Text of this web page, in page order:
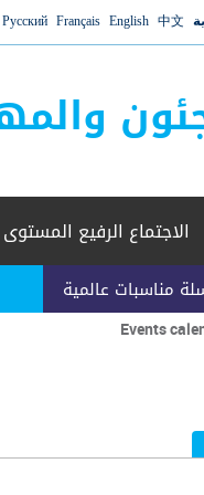
中文
English
Français
Русский
مناسبات عالمية
الاجتماع الرفيع المستوى
Events
(علامة التبويب النشطة)